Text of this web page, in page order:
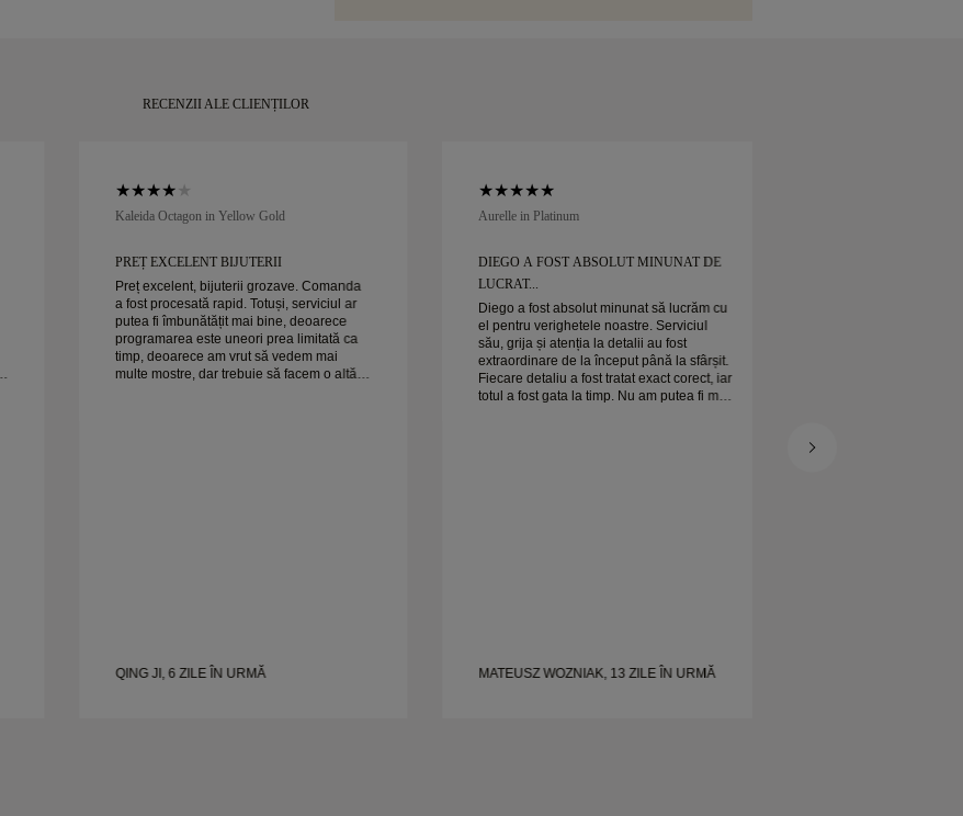
RECENZII ALE CLIENȚILOR
Kaleida Octagon in Yellow Gold
PREȚ EXCELENT BIJUTERII
Preț excelent, bijuterii grozave. Comanda
a fost procesată rapid. Totuși, serviciul ar
putea fi îmbunătățit mai bine, deoarece
programarea este uneori prea limitată ca
timp, deoarece am vrut să vedem mai
multe mostre, dar trebuie să facem o altă
QING JI, 6 ZILE ÎN URMĂ
Aurelle in Platinum
DIEGO A FOST ABSOLUT MINUNAT DE
LUCRAT...
Diego a fost absolut minunat să lucrăm cu
el pentru verighetele noastre. Serviciul
său, grija și atenția la detalii au fost
extraordinare de la început până la sfârșit.
Fiecare detaliu a fost tratat exact corect, iar
totul a fost gata la timp. Nu am putea fi mai
MATEUSZ WOZNIAK, 13 ZILE ÎN URMĂ